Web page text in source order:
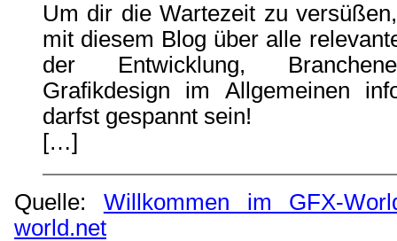
Um dir die Wartezeit zu
mit diesem Blog über alle
der Entwicklung,
Grafikdesign im Allgemeinen
darfst gespannt sein!
[…]
Quelle: Willkommen im GFX-
world.net